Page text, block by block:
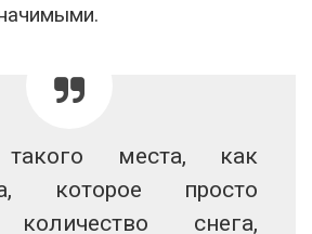
места, как
которое просто
снега,